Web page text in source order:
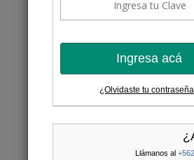
Ingresa acá
¿Olvidaste tu
Llámanos al